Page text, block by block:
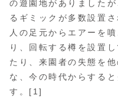
の遊園地がありました
るギミックが多数設置
人の足元からエアーを
り、回転する樽を設置
たり、来園者の失態を
な、今の時代からする
す。[1]